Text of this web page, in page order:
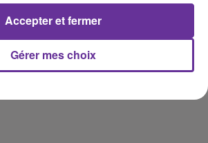
Chou Nater 2026 Maik Aala Almot 2018
Gérer mes choix
Accepter et fermer